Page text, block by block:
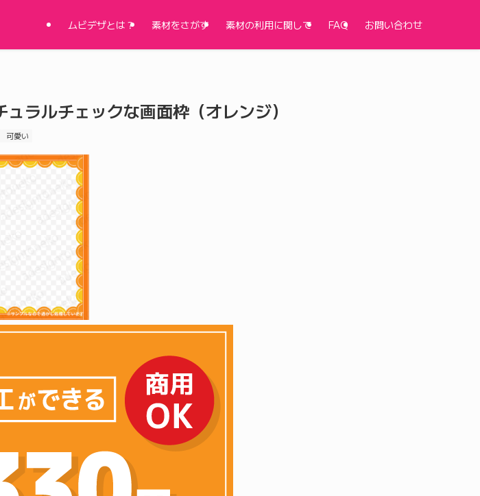
ムビデザとは？ 素材をさがす 素材の利用に関して FAQ お問い合わせ
ラルチェックな画面枠（オレンジ）
可愛い